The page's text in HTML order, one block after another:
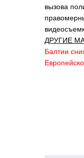
вызова
ДРУГИЕ
Балтии